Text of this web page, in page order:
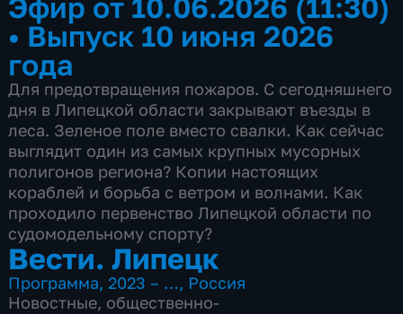
• Выпуск 10 июня 2026
года
Для предотвращения пожаров. С сегодняшнего
дня в Липецкой области закрывают въезды в
леса. Зеленое поле вместо свалки. Как сейчас
выглядит один из самых крупных мусорных
полигонов региона? Копии настоящих
кораблей и борьба с ветром и волнами. Как
проходило первенство Липецкой области по
судомодельному спорту?
Вести. Липецк
Программа,2023 – …, Россия
Новостные, общественно-